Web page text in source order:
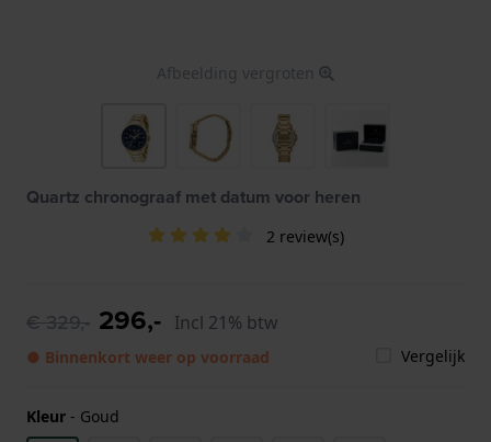
Afbeelding vergroten
Quartz chronograaf met datum voor heren
2 review(s)
€ 329,- 296,- Incl 21% btw
● Binnenkort weer op voorraad Vergelijk
Kleur - Goud